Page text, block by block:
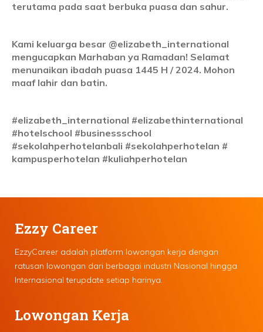
terutama pada saat berbuka puasa dan sahur.
Kami keluarga besar @elizabeth_international
mengucapkan Marhaban ya Ramadan! Selamat
menunaikan ibadah puasa 1445 H / 2024. Mohon
maaf lahir dan batin.
#elizabeth_international #elizabethinternational
#hotelschool #businessschool
#sekolahperhotelanbali #sekolahperhotelan #
kampusperhotelan #kuliahperhotelan
Ezzy Career
EzzyCareer adalah platform lowongan kerja dengan
ratusan lowongan dari berbagai industri Nasional hingga
Internasional terupdate setiap harinya.
Lowongan Kerja